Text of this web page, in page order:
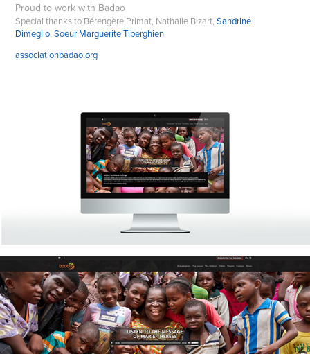
Proud to work with Badao
Special thanks to Bérengère Primat, Nathalie Bizart,Sandrine
Dimeglio,Soeur Marguerite Tiberghien
associationbadao.org